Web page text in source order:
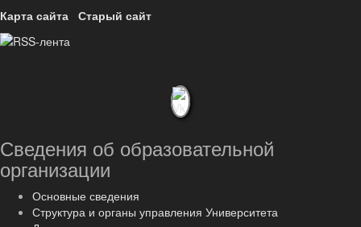
Карта сайта Старый сайт
Сведения об образовательной
организации
Основные сведения
Структура и органы управления Университета